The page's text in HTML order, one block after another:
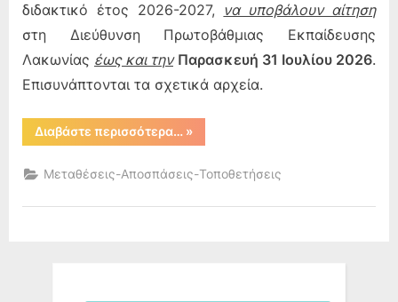
διδακτικό έτος 2026-2027, να υποβάλουν αίτηση
στη Διεύθυνση Πρωτοβάθμιας Εκπαίδευσης
Λακωνίας έως και την Παρασκευή 31 Ιουλίου 2026.
Επισυνάπτονται τα σχετικά αρχεία.
Διαβάστε περισσότερα… “Πρόσκληση
για
αιτήσεων
απόσπασης
Π.Υ.Σ.Π.Ε.
»
Μεταθέσεις-Αποσπάσεις-Τοποθετήσεις